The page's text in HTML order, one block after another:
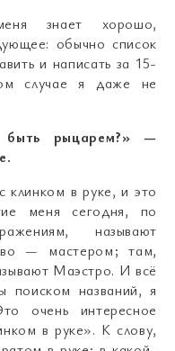
знает хорошо,
обычно список
и написать за 15-
случае я даже не
быть рыцарем?»—
в руке, и это
меня сегодня, по
называют
— мастером; там,
Маэстро. И всё
поиском названий, я
очень интересное
в руке». К слову,